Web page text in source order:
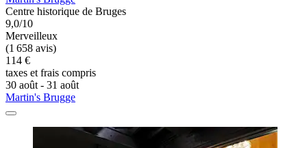
Centre historique de Bruges
9,0/10
Merveilleux
(1 658 avis)
114 €
taxes et frais compris
30 août - 31 août
Martin's Brugge